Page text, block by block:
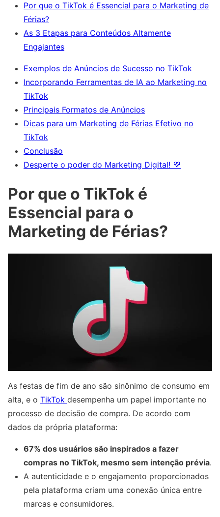
Por que o TikTok é Essencial para o Marketing de
Férias?
As 3 Etapas para Conteúdos Altamente
Engajantes
Exemplos de Anúncios de Sucesso no TikTok
Incorporando Ferramentas de IA ao Marketing no
TikTok
Principais Formatos de Anúncios
Dicas para um Marketing de Férias Efetivo no
TikTok
Conclusão
Desperte o poder do Marketing Digital! 💜
Por que o TikTok é
Essencial para o
Marketing de Férias?
As festas de fim de ano são sinônimo de consumo em
alta, e o TikTok desempenha um papel importante no
processo de decisão de compra. De acordo com
dados da própria plataforma:
67% dos usuários são inspirados a fazer
compras no TikTok, mesmo sem intenção prévia.
A autenticidade e o engajamento proporcionados
pela plataforma criam uma conexão única entre
marcas e consumidores.